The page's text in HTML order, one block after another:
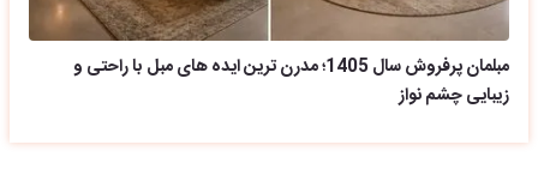
مبلمان پرفروش سال 1405؛ مدرن ترین ایده های مبل با راحتی و
زیبایی چشم نواز